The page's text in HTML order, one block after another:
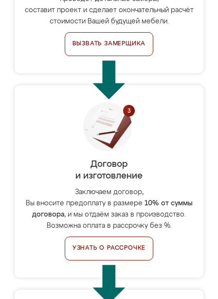
составит проект и сделает окончательный расчёт
стоимости Вашей будущей мебели.
ВЫЗВАТЬ ЗАМЕРЩИКА
Договор
и изготовление
Заключаем договор,
Вы вносите предоплату в размере 10% от суммы
договора, и мы отдаём заказ в производство.
Возможна оплата в рассрочку без %.
УЗНАТЬ О РАССРОЧКЕ